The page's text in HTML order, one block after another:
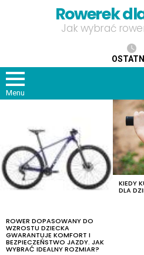
Rowerek
Jak wybrać
Menu
ROWER DOPASOWANY DO
WZROSTU DZIECKA
GWARANTUJE KOMFORT I
BEZPIECZEŃSTWO JAZDY. JAK
WYBRAĆ IDEALNY ROZMIAR?
KIEDY
DLA